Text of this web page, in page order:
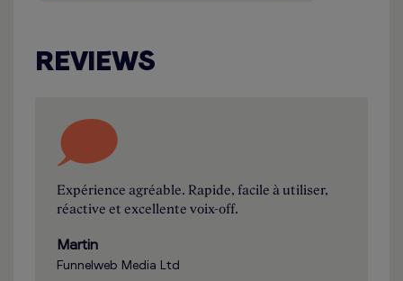
REVIEWS
Expérience agréable. Rapide, facile à utiliser,
réactive et excellente voix-off.
Martin
Funnelweb Media Ltd